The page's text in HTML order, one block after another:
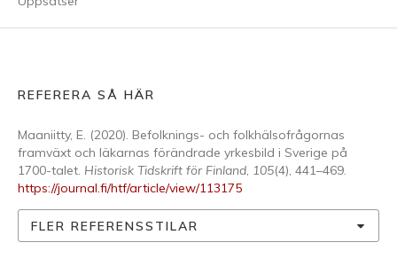
REFERERA SÅ HÄR
Maaniitty, E. (2020). Befolknings- och folkhälsofrågornas
framväxt och läkarnas förändrade yrkesbild i Sverige på
1700-talet. Historisk Tidskrift för Finland, 105(4), 441–469.
https://journal.fi/htf/article/view/113175
FLER REFERENSSTILAR